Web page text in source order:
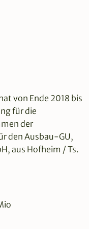
von Ende 2018 bis
für die
der
den Ausbau-GU,
aus Hofheim / Ts.